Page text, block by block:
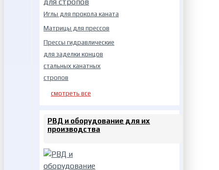
Иглы для прокола каната
Матрицы для прессов
Прессы гидравлические
для заделки концов
стальных канатных
стропов
смотреть все
РВД и оборудование для их
производства